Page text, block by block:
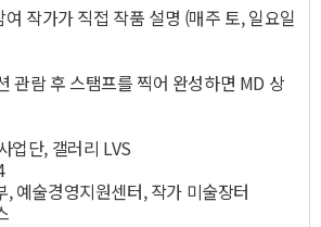
작가가 직접 작품 설명 (매주 토, 일요일
관람 후 스탬프를 찍어 완성하면 MD 상
업단, 갤러리 LVS
예술경영지원센터, 작가 미술장터